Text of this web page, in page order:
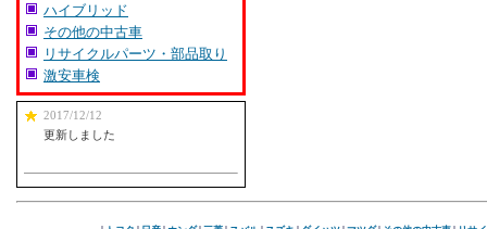
ハイブリッド
その他の中古車
リサイクルパーツ・部品取り
激安車検
2017/12/12
更新しました